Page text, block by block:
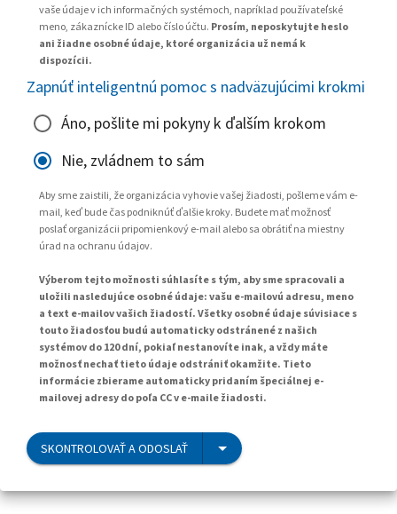
vaše údaje v ich informačných systémoch, napríklad používateľské
meno, zákaznícke ID alebo číslo účtu. Prosím, neposkytujte heslo
ani žiadne osobné údaje, ktoré organizácia už nemá k
dispozícii.
Zapnúť inteligentnú pomoc s nadväzujúcimi krokmi
Áno, pošlite mi pokyny k ďalším krokom
Nie, zvládnem to sám
Aby sme zaistili, že organizácia vyhovie vašej žiadosti, pošleme vám e-
mail, keď bude čas podniknúť ďalšie kroky. Budete mať možnosť
poslať organizácii pripomienkový e-mail alebo sa obrátiť na miestny
úrad na ochranu údajov.
Výberom tejto možnosti súhlasíte s tým, aby sme spracovali a
uložili nasledujúce osobné údaje: vašu e-mailovú adresu, meno
a text e-mailov vašich žiadostí. Všetky osobné údaje súvisiace s
touto žiadosťou budú automaticky odstránené z našich
systémov do 120 dní, pokiaľ nestanovíte inak, a vždy máte
možnosť nechať tieto údaje odstrániť okamžite. Tieto
informácie zbierame automaticky pridaním špeciálnej e-
mailovej adresy do poľa CC v e-maile žiadosti.
SKONTROLOVAŤ A ODOSLAŤ